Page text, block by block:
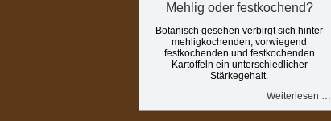
Mehlig oder festkochend?
Botanisch gesehen verbirgt sich hinter
mehligkochenden, vorwiegend
festkochenden und festkochenden
Kartoffeln ein unterschiedlicher
Stärkegehalt.
Weiterlesen …